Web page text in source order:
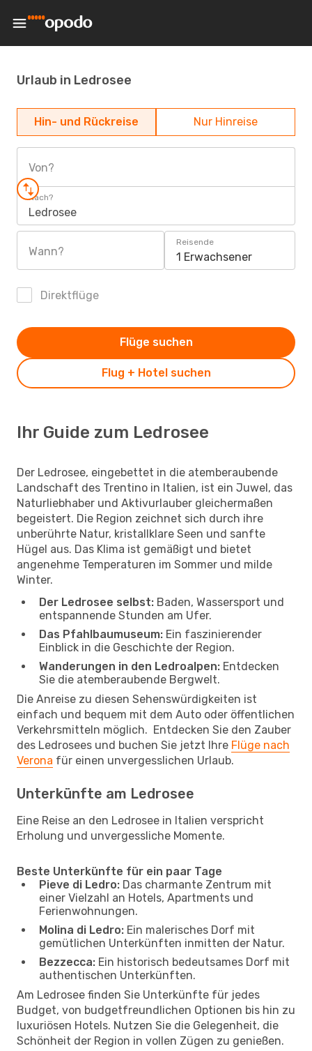
Urlaub in Ledrosee
Hin- und Rückreise Nur Hinreise
Von?
Nach?
Ledrosee
Wann?
Reisende
1 Erwachsener
Direktflüge
Flug + Hotel suchen
Flüge suchen
Ihr Guide zum Ledrosee
Der Ledrosee, eingebettet in die atemberaubende
Landschaft des Trentino in Italien, ist ein Juwel, das
Naturliebhaber und Aktivurlauber gleichermaßen
begeistert. Die Region zeichnet sich durch ihre
unberührte Natur, kristallklare Seen und sanfte
Hügel aus. Das Klima ist gemäßigt und bietet
angenehme Temperaturen im Sommer und milde
Winter.
Der Ledrosee selbst: Baden, Wassersport und
entspannende Stunden am Ufer.
Das Pfahlbaumuseum: Ein faszinierender
Einblick in die Geschichte der Region.
Wanderungen in den Ledroalpen: Entdecken
Sie die atemberaubende Bergwelt.
Die Anreise zu diesen Sehenswürdigkeiten ist
einfach und bequem mit dem Auto oder öffentlichen
Verkehrsmitteln möglich. Entdecken Sie den Zauber
des Ledrosees und buchen Sie jetzt Ihre Flüge nach
Verona für einen unvergesslichen Urlaub.
Unterkünfte am Ledrosee
Eine Reise an den Ledrosee in Italien verspricht
Erholung und unvergessliche Momente.
Beste Unterkünfte für ein paar Tage
Pieve di Ledro: Das charmante Zentrum mit
einer Vielzahl an Hotels, Apartments und
Ferienwohnungen.
Molina di Ledro: Ein malerisches Dorf mit
gemütlichen Unterkünften inmitten der Natur.
Bezzecca: Ein historisch bedeutsames Dorf mit
authentischen Unterkünften.
Am Ledrosee finden Sie Unterkünfte für jedes
Budget, von budgetfreundlichen Optionen bis hin zu
luxuriösen Hotels. Nutzen Sie die Gelegenheit, die
Schönheit der Region in vollen Zügen zu genießen.